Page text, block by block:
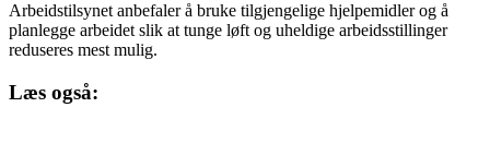
Arbeidstilsynet anbefaler å bruke tilgjengelige hjelpemidler og å
planlegge arbeidet slik at tunge løft og uheldige arbeidsstillinger
reduseres mest mulig.
Læs også: